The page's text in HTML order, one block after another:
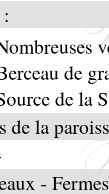
de
de la
de la
-